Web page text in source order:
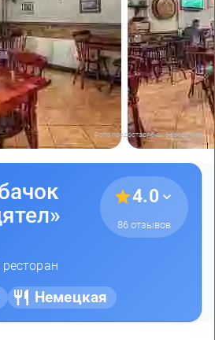
Фото предоставлены заведением
4.0
86 отзывов
Немецкая